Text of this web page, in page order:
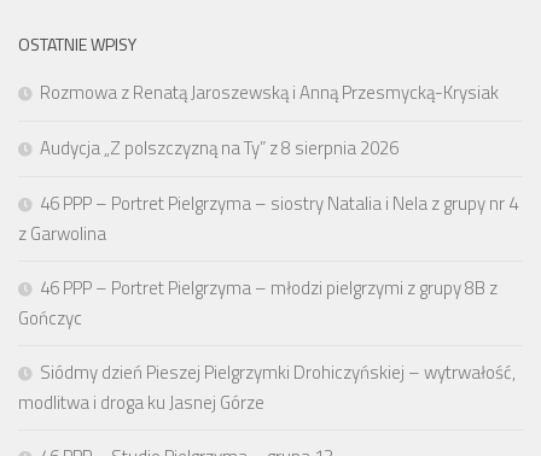
OSTATNIE WPISY
Rozmowa z Renatą Jaroszewską i Anną Przesmycką-Krysiak
Audycja „Z polszczyzną na Ty” z 8 sierpnia 2026
46 PPP – Portret Pielgrzyma – siostry Natalia i Nela z grupy nr 4
z Garwolina
46 PPP – Portret Pielgrzyma – młodzi pielgrzymi z grupy 8B z
Gończyc
Siódmy dzień Pieszej Pielgrzymki Drohiczyńskiej – wytrwałość,
modlitwa i droga ku Jasnej Górze